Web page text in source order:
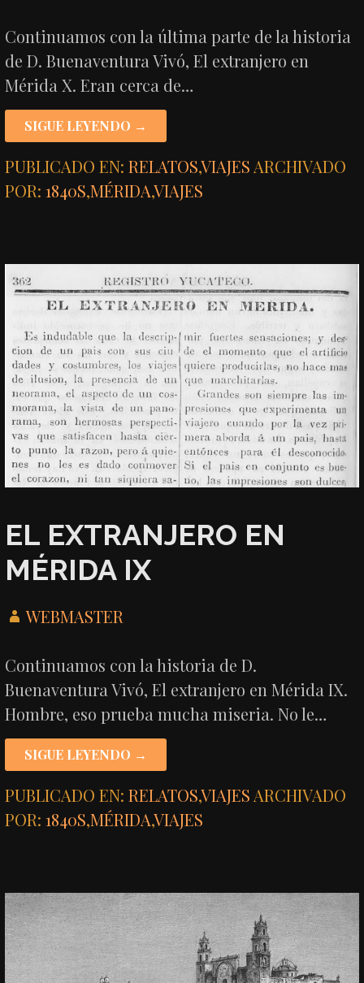
Continuamos con la última parte de la historia
de D. Buenaventura Vivó, El extranjero en
Mérida X. Eran cerca de…
SIGUE LEYENDO →
PUBLICADO EN:RELATOS,VIAJES ARCHIVADO
POR:1840S,MÉRIDA,VIAJES
EL EXTRANJERO EN
MÉRIDA IX
WEBMASTER
Continuamos con la historia de D.
Buenaventura Vivó, El extranjero en Mérida IX.
Hombre, eso prueba mucha miseria. No le…
SIGUE LEYENDO →
PUBLICADO EN:RELATOS,VIAJES ARCHIVADO
POR:1840S,MÉRIDA,VIAJES